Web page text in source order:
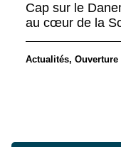
Cap sur le
au cœur de la
Actualités,